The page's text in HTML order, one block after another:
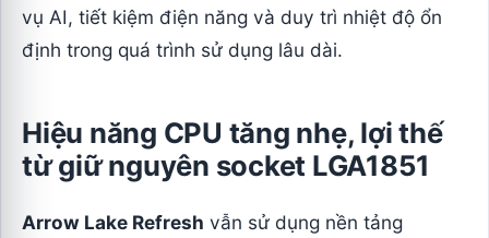
vụ AI, tiết kiệm điện năng và duy trì nhiệt độ ổn
định trong quá trình sử dụng lâu dài.
Hiệu năng CPU tăng nhẹ, lợi thế
từ giữ nguyên socket LGA1851
Arrow Lake Refresh vẫn sử dụng nền tảng